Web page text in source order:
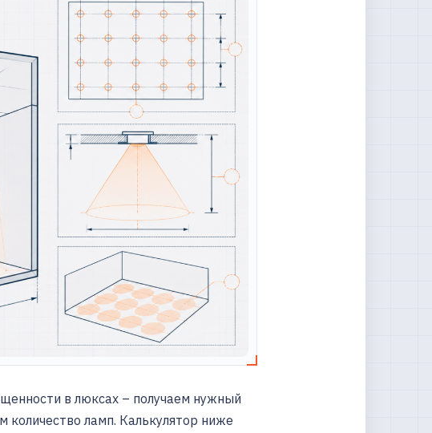
в люксах – получаем нужный
количество ламп. Калькулятор ниже